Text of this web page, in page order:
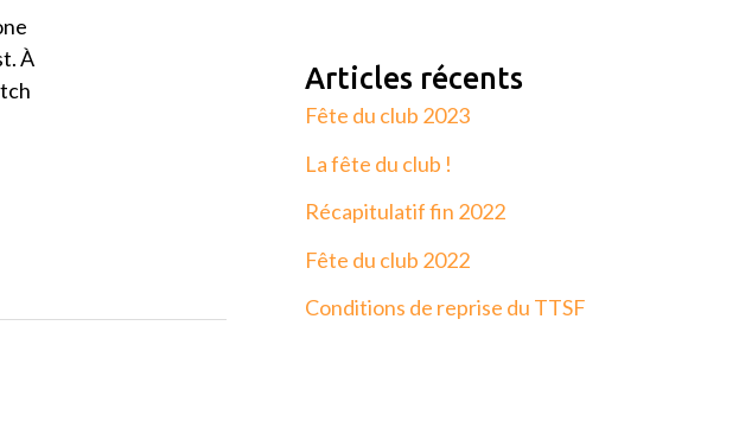
À
Articles récents
Fête du club 2023
La fête du club !
Récapitulatif fin 2022
Fête du club 2022
Conditions de reprise du TTSF